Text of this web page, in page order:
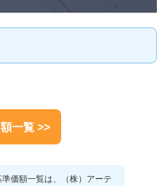
一覧 >>
価額一覧は、（株）アーテ